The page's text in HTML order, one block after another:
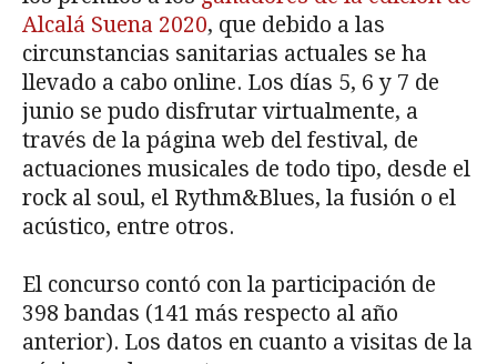
Alcalá Suena 2020, que debido a las
circunstancias sanitarias actuales se ha
llevado a cabo online. Los días 5, 6 y 7 de
junio se pudo disfrutar virtualmente, a
través de la página web del festival, de
actuaciones musicales de todo tipo, desde el
rock al soul, el Rythm&Blues, la fusión o el
acústico, entre otros.
El concurso contó con la participación de
398 bandas (141 más respecto al año
anterior). Los datos en cuanto a visitas de la